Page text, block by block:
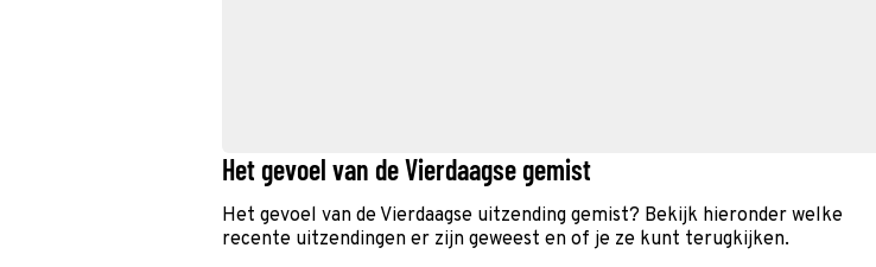
Het gevoel van de Vierdaagse gemist
Het gevoel van de Vierdaagse uitzending gemist? Bekijk hieronder welke
recente uitzendingen er zijn geweest en of je ze kunt terugkijken.